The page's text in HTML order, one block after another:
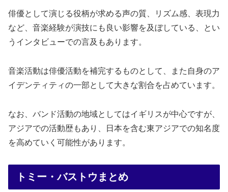
俳優として演じる役柄が求める声の質、リズム感、表現力
など、音楽経験が演技にも良い影響を及ぼしている、とい
うインタビューでの言及もあります。
音楽活動は俳優活動を補完するものとして、また自身のア
イデンティティの一部として大きな割合を占めています。
なお、バンド活動の地域としてはイギリスが中心ですが、
アジアでの活動歴もあり、日本を含む東アジアでの知名度
を高めていく可能性があります。
トミー・バストウまとめ